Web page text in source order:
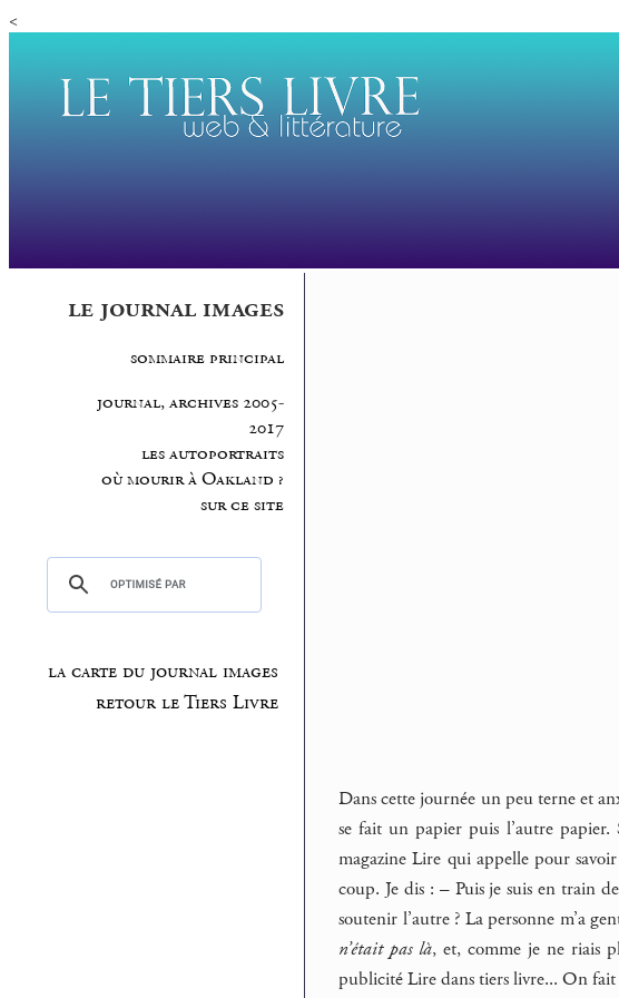
<
le journal images
sommaire principal
journal, archives 2005-
2017
les autoportraits
où mourir à Oakland ?
sur ce site
la carte du journal images
retour le Tiers Livre
Dans cette journée un peu terne et
se fait un papier puis l’autre
magazine Lire qui appelle pour
coup. Je dis : – Puis je suis en train
soutenir l’autre ? La personne m’a
n’était pas là, et, comme je ne riais
publicité Lire dans tiers livre... On